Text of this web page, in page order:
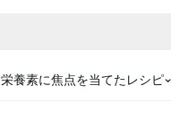
栄養素に焦点を当てたレシピ